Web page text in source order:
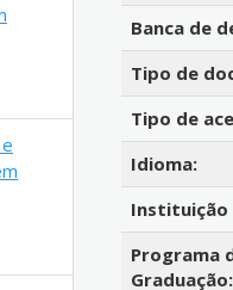
Banca de
Tipo de
Tipo de
Idioma:
Instituição
Programa
Graduação: